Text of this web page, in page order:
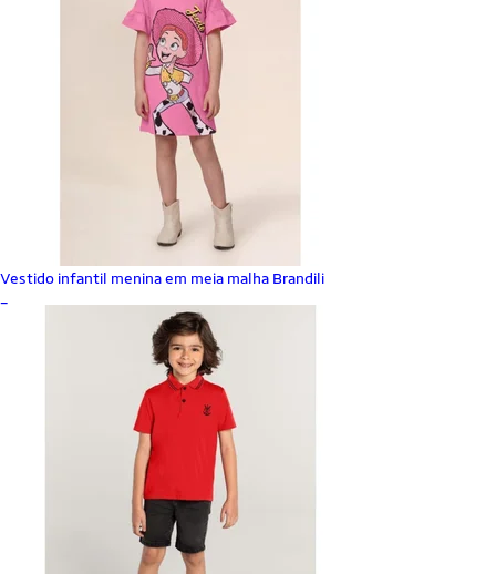
Vestido infantil menina em meia malha Brandili